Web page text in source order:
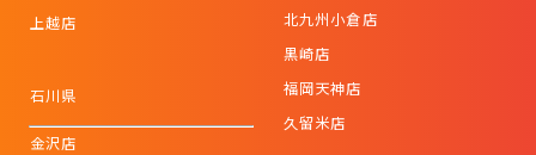
上越店
石川県
金沢店
北九州小倉店
黒崎店
福岡天神店
久留米店